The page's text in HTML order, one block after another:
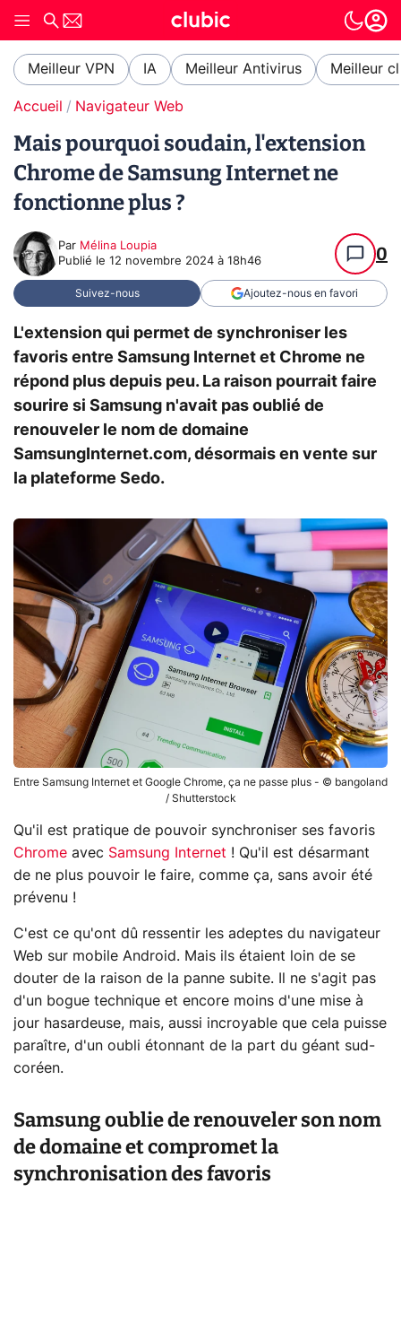
Meilleur VPN IA Meilleur Antivirus Meilleur
Accueil Navigateur Web
Mais pourquoi soudain, l'extension
Chrome de Samsung Internet ne
fonctionne plus ?
Par Mélina Loupia
Publié le 12 novembre 2024 à 18h46 0
Suivez-nous Ajoutez-nous en favori
L'extension qui permet de synchroniser les
favoris entre Samsung Internet et Chrome ne
répond plus depuis peu. La raison pourrait faire
sourire si Samsung n'avait pas oublié de
renouveler le nom de domaine
SamsungInternet.com, désormais en vente sur
la plateforme Sedo.
Entre Samsung Internet et Google Chrome, ça ne passe plus - © bangoland
/ Shutterstock
Qu'il est pratique de pouvoir synchroniser ses favoris
Chrome avec Samsung Internet ! Qu'il est désarmant
de ne plus pouvoir le faire, comme ça, sans avoir été
prévenu !
C'est ce qu'ont dû ressentir les adeptes du navigateur
Web sur mobile Android. Mais ils étaient loin de se
douter de la raison de la panne subite. Il ne s'agit pas
d'un bogue technique et encore moins d'une mise à
jour hasardeuse, mais, aussi incroyable que cela puisse
paraître, d'un oubli étonnant de la part du géant sud-
coréen.
Samsung oublie de renouveler son nom
de domaine et compromet la
synchronisation des favoris